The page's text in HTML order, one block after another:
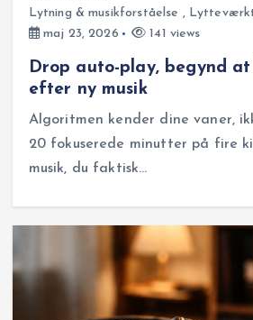
Lytning & musikforståelse ,
maj 23, 2026
141 views
Drop auto-play, begynd
efter ny musik
Algoritmen kender dine vaner,
20 fokuserede minutter på fire
musik, du faktisk…